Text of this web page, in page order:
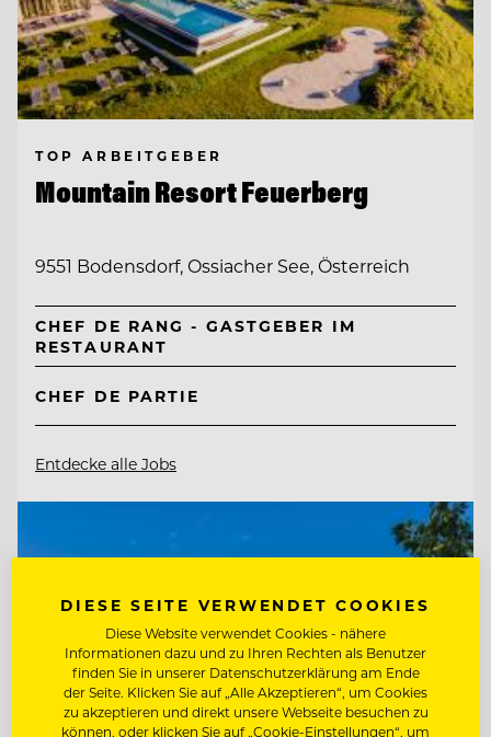
TOP ARBEITGEBER
Mountain Resort Feuerberg
9551 Bodensdorf, Ossiacher See, Österreich
CHEF DE RANG - GASTGEBER IM
RESTAURANT
CHEF DE PARTIE
Entdecke alle Jobs
DIESE SEITE VERWENDET COOKIES
Diese Website verwendet Cookies - nähere
Informationen dazu und zu Ihren Rechten als Benutzer
finden Sie in unserer Datenschutzerklärung am Ende
der Seite. Klicken Sie auf „Alle Akzeptieren“, um Cookies
zu akzeptieren und direkt unsere Webseite besuchen zu
können, oder klicken Sie auf „Cookie-Einstellungen“, um